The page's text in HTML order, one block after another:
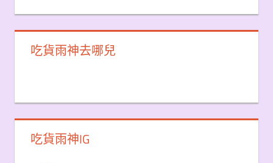
吃貨雨神去哪兒
吃貨雨神IG